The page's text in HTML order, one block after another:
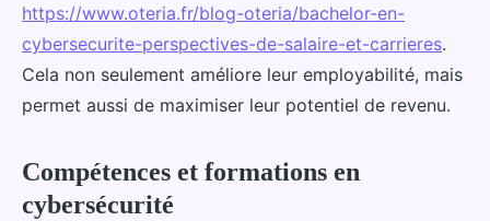
https://www.oteria.fr/blog-oteria/bachelor-en-
cybersecurite-perspectives-de-salaire-et-carrieres.
Cela non seulement améliore leur employabilité, mais
permet aussi de maximiser leur potentiel de revenu.
Compétences et formations en
cybersécurité